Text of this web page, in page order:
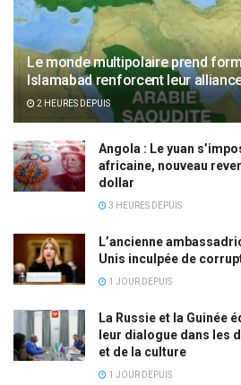
Le monde multipolaire prend
Islamabad renforcent leur
2 HEURES DEPUIS
Angola : Le yuan
africaine, nouveau
dollar
3 HEURES DEPUIS
L’ancienne
Unis inculpée de
1 JOUR DEPUIS
La Russie et la Guinée
leur dialogue dans les
et de la culture
1 JOUR DEPUIS